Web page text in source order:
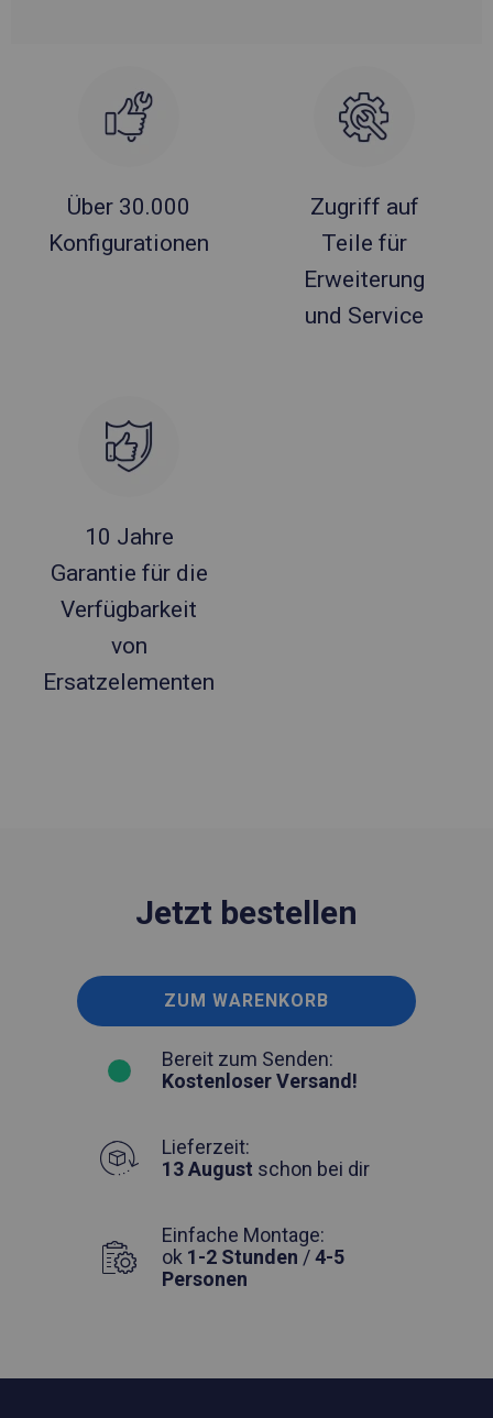
Über 30.000
Konfigurationen
Zugriff auf
Teile für
Erweiterung
und Service
10 Jahre
Garantie für die
Verfügbarkeit
von
Ersatzelementen
Jetzt bestellen
ZUM WARENKORB
Bereit zum Senden:
Kostenloser Versand!
Lieferzeit:
13 August schon bei dir
Einfache Montage:
ok 1-2 Stunden /4-5
Personen